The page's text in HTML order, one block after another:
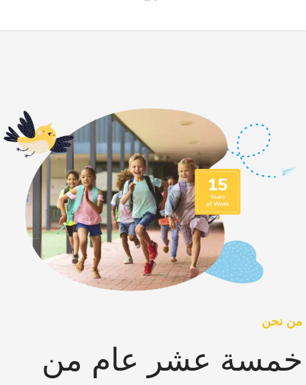
من نحن
خمسة عشر عام من